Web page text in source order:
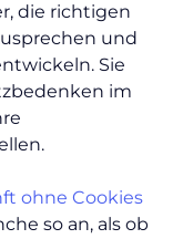
die richtigen
und
Sie
im
ohne Cookies
so an, als ob